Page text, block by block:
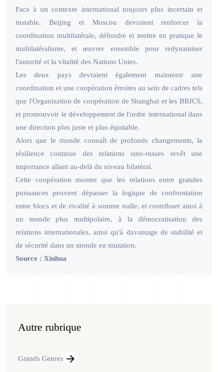
Face à un contexte international toujours plus incertain et
instable, Beijing et Moscou devraient renforcer la
coordination multilatérale, défendre et mettre en pratique le
multilatéralisme, et œuvrer ensemble pour redynamiser
l'autorité et la vitalité des Nations Unies.
Les deux pays devraient également maintenir une
coordination et une coopération étroites au sein de cadres tels
que l'Organisation de coopération de Shanghai et les BRICS,
et promouvoir le développement de l'ordre international dans
une direction plus juste et plus équitable.
Alors que le monde connaît de profonds changements, la
résilience continue des relations sino-russes revêt une
importance allant au-delà du niveau bilatéral.
Cette coopération montre que les relations entre grandes
puissances peuvent dépasser la logique de confrontation
entre blocs et de rivalité à somme nulle, et contribuer ainsi à
un monde plus multipolaire, à la démocratisation des
relations internationales, ainsi qu'à davantage de stabilité et
de sécurité dans un monde en mutation.
Source : Xinhua
Autre rubrique
Grands Genres